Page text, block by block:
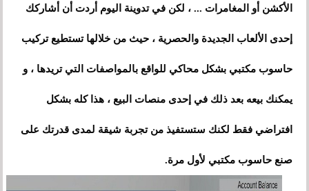
الأكشن أو المغامرات ... ، لكن في تدوينة اليوم أردت أن أشاركك
إحدى الألعاب الجديدة والحصرية ، حيث من خلالها تستطيع تركيب
حاسوب مكتبي بشكل محاكي للواقع بالمواصفات التي تريدها،و
يمكنك بيعه بعد ذلك في إحدى منصات البيع،هذا كله بشكل
افتراضي فقط لكنك ستستفيذ من تجربة شيقة لمدى قدرتك على
صنع حاسوب مكتبي لأول مرة.